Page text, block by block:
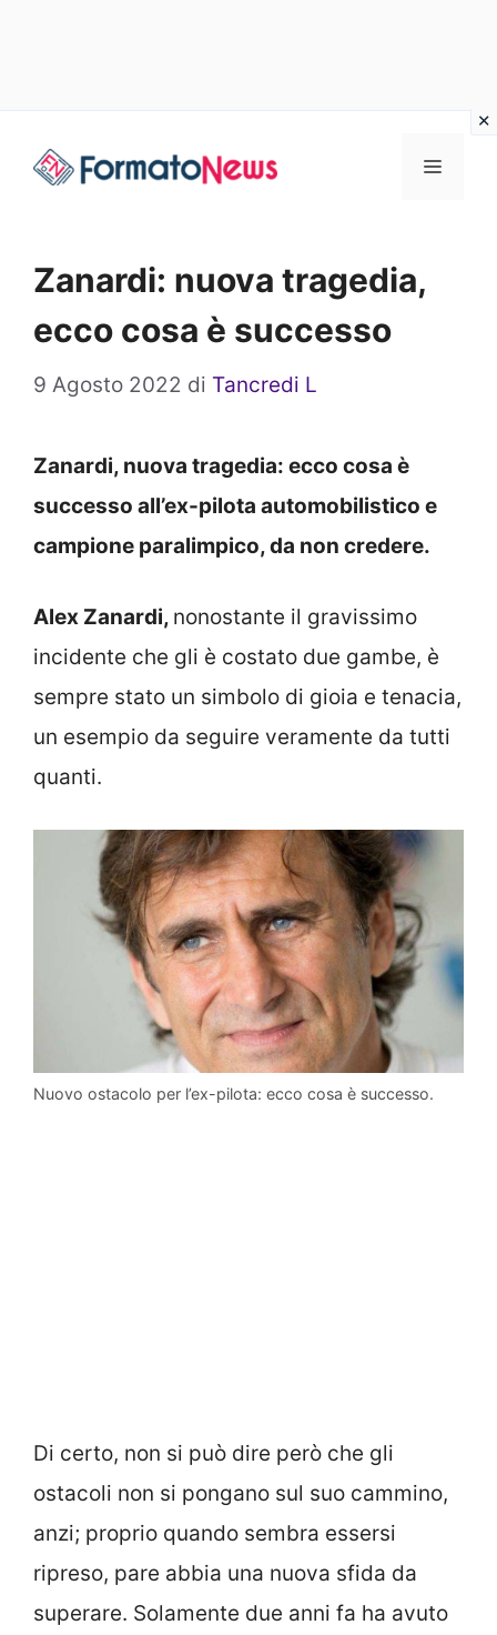
Menu
Zanardi: nuova tragedia,
ecco cosa è successo
9 Agosto 2022 di Tancredi L
Zanardi, nuova tragedia: ecco cosa è
successo all’ex-pilota automobilistico e
campione paralimpico, da non credere.
Alex Zanardi, nonostante il gravissimo
incidente che gli è costato due gambe, è
sempre stato un simbolo di gioia e tenacia,
un esempio da seguire veramente da tutti
quanti.
Nuovo ostacolo per l’ex-pilota: ecco cosa è successo.
Di certo, non si può dire però che gli
ostacoli non si pongano sul suo cammino,
anzi; proprio quando sembra essersi
ripreso, pare abbia una nuova sfida da
superare. Solamente due anni fa ha avuto